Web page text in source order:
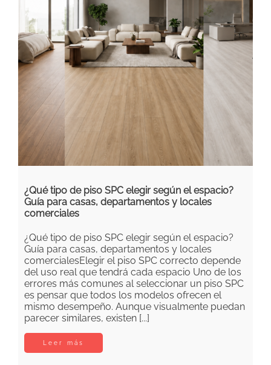
¿Qué tipo de piso SPC elegir según el espacio?
Guía para casas, departamentos y locales
comerciales
¿Qué tipo de piso SPC elegir según el espacio?
Guía para casas, departamentos y locales
comercialesElegir el piso SPC correcto depende
del uso real que tendrá cada espacio Uno de los
errores más comunes al seleccionar un piso SPC
es pensar que todos los modelos ofrecen el
mismo desempeño. Aunque visualmente puedan
parecer similares, existen [...]
Leer más